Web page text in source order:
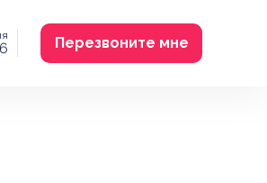
Перезвоните мне